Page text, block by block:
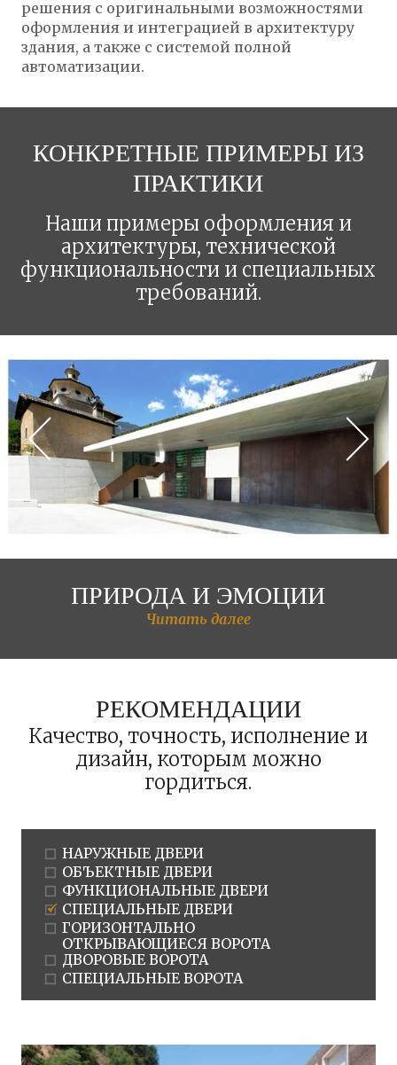
решения с оригинальными возможностями
оформления и интеграцией в архитектуру
здания, а также с системой полной
автоматизации.
КОНКРЕТНЫЕ ПРИМЕРЫ ИЗ
ПРАКТИКИ
Наши примеры оформления и
архитектуры, технической
функциональности и специальных
требований.
ПРИРОДА И ЭМОЦИИ
Читать далее
РЕКОМЕНДАЦИИ
Качество, точность, исполнение и
дизайн, которым можно
гордиться.
НАРУЖНЫЕ ДВЕРИ
ОБЪЕКТНЫЕ ДВЕРИ
ФУНКЦИОНАЛЬНЫЕ ДВЕРИ
СПЕЦИАЛЬНЫЕ ДВЕРИ
ГОРИЗОНТАЛЬНО
ОТКРЫВАЮЩИЕСЯ ВОРОТА
ДВОРОВЫЕ ВОРОТА
СПЕЦИАЛЬНЫЕ ВОРОТА